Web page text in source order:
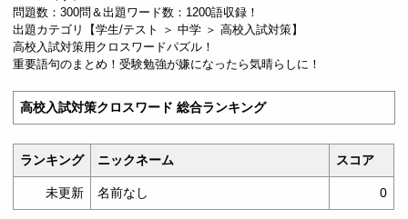
問題数：300問＆出題ワード数：1200語収録！
出題カテゴリ【学生/テスト ＞ 中学 ＞ 高校入試対策】
高校入試対策用クロスワードパズル！
重要語句のまとめ！受験勉強が嫌になったら気晴らしに！
高校入試対策クロスワード 総合ランキング
ランキング ニックネーム スコア
未更新 名前なし 0